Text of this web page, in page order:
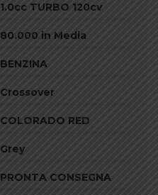
1.0cc TURBO 120cv
80.000 in Media
BENZINA
Crossover
COLORADO RED
Grey
PRONTA CONSEGNA